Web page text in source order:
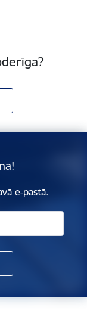
e-pastā.